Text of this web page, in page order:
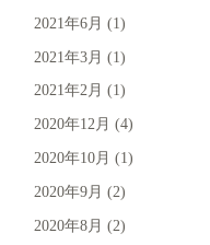
2021年6月 (1)
2021年3月 (1)
2021年2月 (1)
2020年12月 (4)
2020年10月 (1)
2020年9月 (2)
2020年8月 (2)